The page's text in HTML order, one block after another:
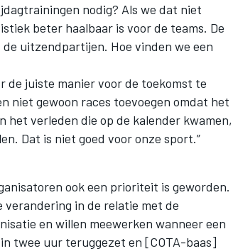
nodig? Als we dat niet
beter haalbaar is voor de teams. De
uitzendpartijen. Hoe vinden we een
de juiste manier voor de toekomst te
niet gewoon races toevoegen omdat het
het verleden die op de kalender kwamen,
Dat is niet goed voor onze sport.”
ook een prioriteit is geworden.
verandering in de relatie met de
en willen meewerken wanneer een
twee uur teruggezet en [COTA-baas]